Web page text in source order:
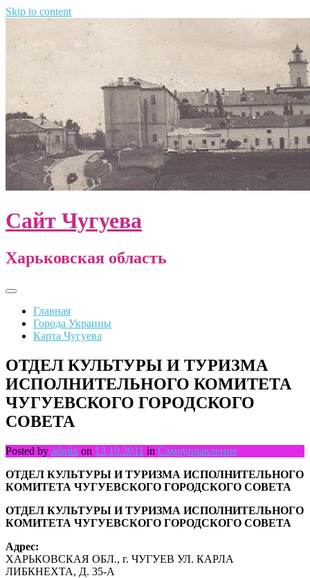
Skip to content
Сайт Чугуева
Харьковская область
Главная
Города Украины
Карта Чугуева
ОТДЕЛ КУЛЬТУРЫ И ТУРИЗМА
ИСПОЛНИТЕЛЬНОГО КОМИТЕТА
ЧУГУЕВСКОГО ГОРОДСКОГО
СОВЕТА
Posted by admin on 13.10.2011 in Самоуправление
ОТДЕЛ КУЛЬТУРЫ И ТУРИЗМА ИСПОЛНИТЕЛЬНОГО
КОМИТЕТА ЧУГУЕВСКОГО ГОРОДСКОГО СОВЕТА
ОТДЕЛ КУЛЬТУРЫ И ТУРИЗМА ИСПОЛНИТЕЛЬНОГО
КОМИТЕТА ЧУГУЕВСКОГО ГОРОДСКОГО СОВЕТА
Адрес:
ХАРЬКОВСКАЯ ОБЛ., г. ЧУГУЕВ УЛ. КАРЛА
ЛИБКНЕХТА, Д. 35-А